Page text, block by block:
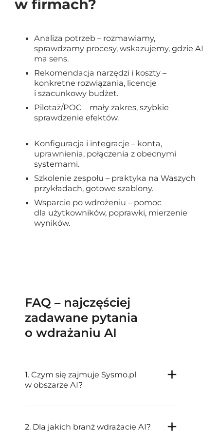
w firmach?
Analiza potrzeb – rozmawiamy,
sprawdzamy procesy, wskazujemy, gdzie AI
ma sens.
Rekomendacja narzędzi i koszty –
konkretne rozwiązania, licencje
i szacunkowy budżet.
Pilotaż/POC – mały zakres, szybkie
sprawdzenie efektów.
Konfiguracja i integracje – konta,
uprawnienia, połączenia z obecnymi
systemami.
Szkolenie zespołu – praktyka na Waszych
przykładach, gotowe szablony.
Wsparcie po wdrożeniu – pomoc
dla użytkowników, poprawki, mierzenie
wyników.
FAQ – najczęściej
zadawane pytania
o wdrażaniu AI
1. Czym się zajmuje Sysmo.pl
w obszarze AI?
2. Dla jakich branż wdrażacie AI?